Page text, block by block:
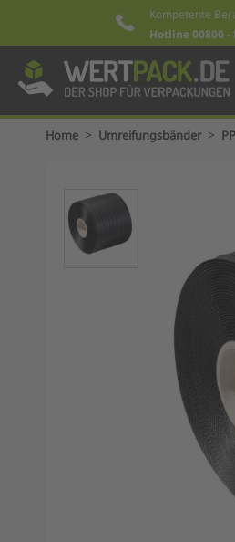
Kompetente
Hotline 00800 -
Home > Umreifungsbänder >